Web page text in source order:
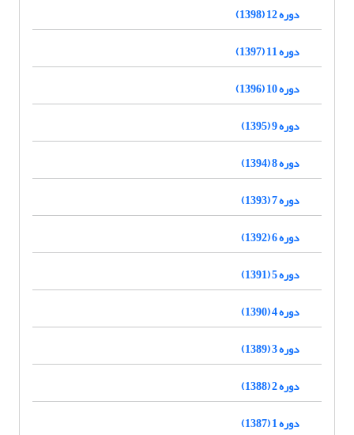
دوره 12 (1398)
دوره 11 (1397)
دوره 10 (1396)
دوره 9 (1395)
دوره 8 (1394)
دوره 7 (1393)
دوره 6 (1392)
دوره 5 (1391)
دوره 4 (1390)
دوره 3 (1389)
دوره 2 (1388)
دوره 1 (1387)